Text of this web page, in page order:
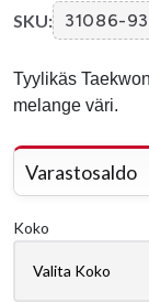
SKU: 31086-
Tyylikäs
melange väri.
Varastosaldo
Koko